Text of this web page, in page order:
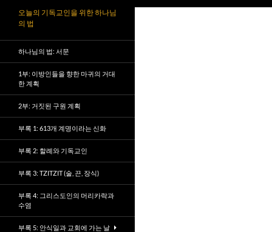
오늘의 기독교인을 위한 하나님
의 법
하나님의 법: 서문
1부: 이방인들을 향한 마귀의 거대
한 계획
2부: 거짓된 구원 계획
부록 1: 613개 계명이라는 신화
부록 2: 할례와 기독교인
부록 3: TZITZIT (술, 끈, 장식)
부록 4: 그리스도인의 머리카락과
수염
부록 5: 안식일과 교회에 가는 날